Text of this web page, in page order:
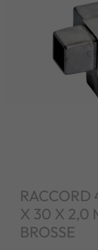
RACCORD
X 30 X 2,0
BROSSE